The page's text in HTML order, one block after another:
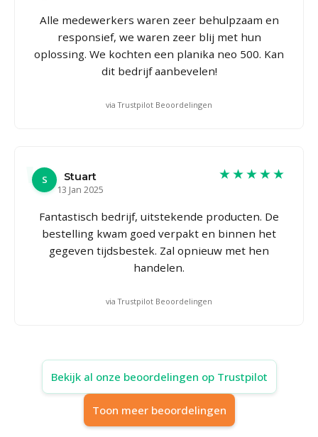
Alle medewerkers waren zeer behulpzaam en
responsief, we waren zeer blij met hun
oplossing. We kochten een planika neo 500. Kan
dit bedrijf aanbevelen!
via Trustpilot Beoordelingen
S
Stuart
13 Jan 2025
★★★★★
Fantastisch bedrijf, uitstekende producten. De
bestelling kwam goed verpakt en binnen het
gegeven tijdsbestek. Zal opnieuw met hen
handelen.
via Trustpilot Beoordelingen
Bekijk al onze beoordelingen op Trustpilot
Toon meer beoordelingen